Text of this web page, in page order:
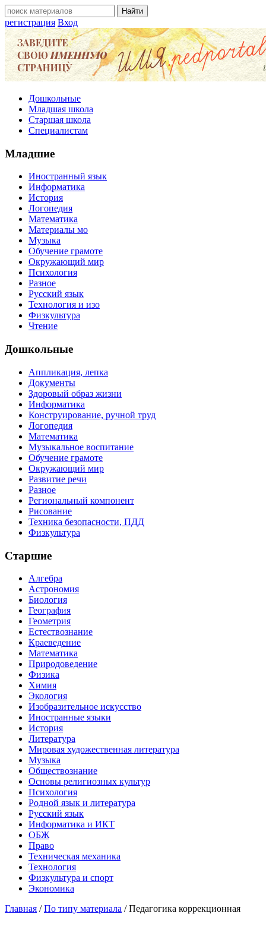
регистрация Вход
Дошкольные
Младшая школа
Старшая школа
Специалистам
Младшие
Иностранный язык
Информатика
История
Логопедия
Математика
Материалы мо
Музыка
Обучение грамоте
Окружающий мир
Психология
Разное
Русский язык
Технология и изо
Физкультура
Чтение
Дошкольные
Аппликация, лепка
Документы
Здоровый образ жизни
Информатика
Конструирование, ручной труд
Логопедия
Математика
Музыкальное воспитание
Обучение грамоте
Окружающий мир
Развитие речи
Разное
Региональный компонент
Рисование
Техника безопасности, ПДД
Физкультура
Старшие
Алгебра
Астрономия
Биология
География
Геометрия
Естествознание
Краеведение
Математика
Природоведение
Физика
Химия
Экология
Изобразительное искусство
Иностранные языки
История
Литература
Мировая художественная литература
Музыка
Обществознание
Основы религиозных культур
Психология
Родной язык и литература
Русский язык
Информатика и ИКТ
ОБЖ
Право
Техническая механика
Технология
Физкультура и спорт
Экономика
Главная /По типу материала /Педагогика коррекционная